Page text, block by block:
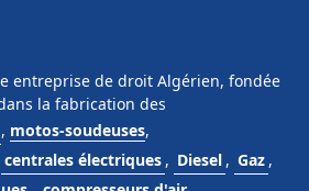
entreprise de droit Algérien, fondée
la fabrication des
, motos-soudeuses,
centrales électriques , Diesel , Gaz ,